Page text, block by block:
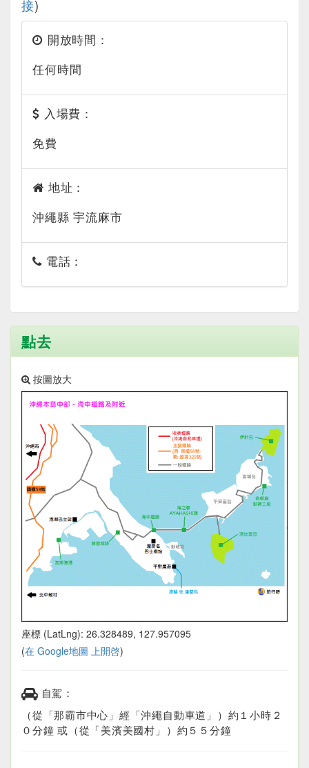
接)
開放時間：
任何時間
入場費：
免費
地址：
沖繩縣 宇流麻市
電話：
點去
按圖放大
座標 (LatLng): 26.328489, 127.957095
(在 Google地圖 上開啓)
自駕：
（從「那霸市中心」經「沖繩自動車道」）約１小時２
０分鐘 或（從「美濱美國村」）約５５分鐘